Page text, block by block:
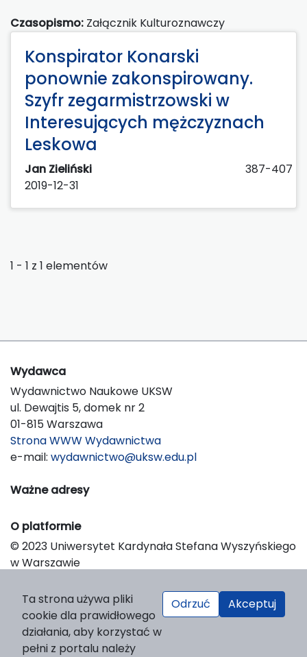
Czasopismo: Załącznik Kulturoznawczy
Konspirator Konarski
ponownie zakonspirowany.
Szyfr zegarmistrzowski w
Interesujących mężczyznach
Leskowa
Jan Zieliński
387-407
2019-12-31
1 - 1 z 1 elementów
Wydawca
Wydawnictwo Naukowe UKSW
ul. Dewajtis 5, domek nr 2
01-815 Warszawa
Strona WWW Wydawnictwa
e-mail: wydawnictwo@uksw.edu.pl
Ważne adresy
O platformie
© 2023 Uniwersytet Kardynała Stefana Wyszyńskiego
w Warszawie
Platform & Workflow by OJS/PKP
Ta strona używa pliki
cookie dla prawidłowego
działania, aby korzystać w
pełni z portalu należy
Odrzuć Akceptuj